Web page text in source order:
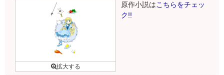
原作小説はこちらをチェッ
ク!!